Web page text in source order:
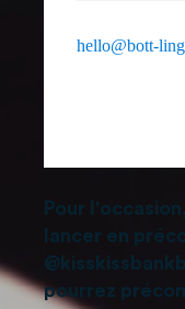
hello@bott-
Pour
lancer en
pourrez